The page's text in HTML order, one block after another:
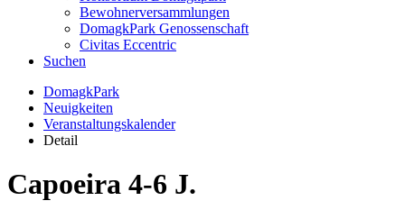
Bewohnerversammlungen
DomagkPark Genossenschaft
Civitas Eccentric
Suchen
DomagkPark
Neuigkeiten
Veranstaltungskalender
Detail
Capoeira 4-6 J.